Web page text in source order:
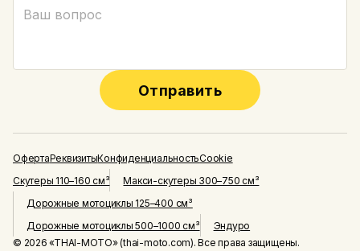
Отправить
ОфертаРеквизитыКонфиденциальностьCookie
Скутеры 110–160 см³
Макси-скутеры 300–750 см³
Дорожные мотоциклы 125–400 см³
Дорожные мотоциклы 500–1000 см³
Эндуро
© 2026 «THAI-MOTO» (thai-moto.com). Все права защищены.